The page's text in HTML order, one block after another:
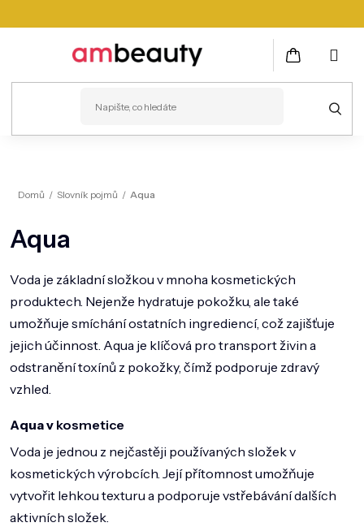
na
NÁKUPNÍ
KOŠÍK
VLASY
ZDRAVÍ
TĚLO
DOMÁCNOST
BLOG
Domů / Slovník pojmů / Aqua
Aqua
Voda je základní složkou v mnoha kosmetických
produktech. Nejenže hydratuje pokožku, ale také
umožňuje smíchání ostatních ingrediencí, což zajišťuje
jejich účinnost. Aqua je klíčová pro transport živin a
odstranění toxínů z pokožky, čímž podporuje zdravý
vzhled.
Aqua v kosmetice
Voda je jednou z nejčastěji používaných složek v
kosmetických výrobcích. Její přítomnost umožňuje
vytvořit lehkou texturu a podporuje vstřebávání dalších
aktivních složek.